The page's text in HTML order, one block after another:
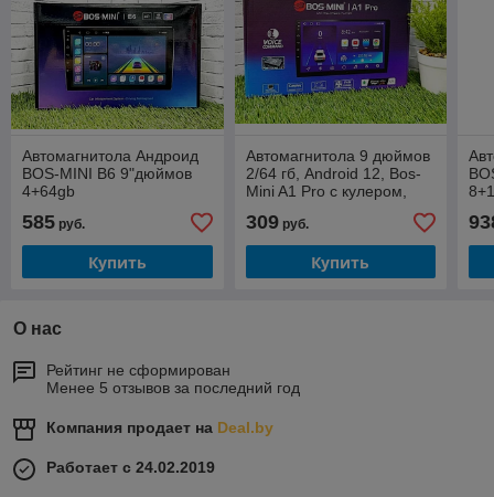
Автомагнитола Андроид
BOS-MINI B6 9"дюймов
4+64gb
585 руб.
Купить
Автомагнитола 9 дюймов
2/64 гб, Android 12, Bos-
Mini A1 Pro с кулером,
HDMI CarPlay и Android
Auto
309руб.
Купить
О нас
Рейтинг не сформирован
Менее 5 отзывов за последний год
Компания продает на Deal.by
Работает с 24.02.2019